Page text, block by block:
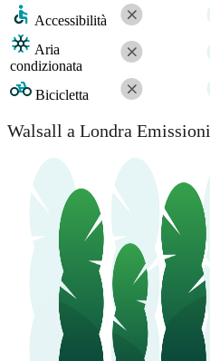
Accessibilità
Aria
condizionata
Bicicletta
Walsall a Londra